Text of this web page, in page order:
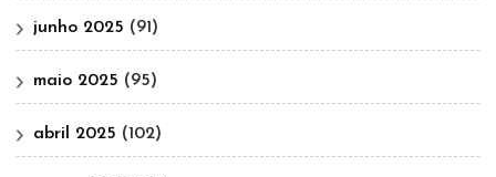
junho 2025 (91)
maio 2025 (95)
abril 2025 (102)